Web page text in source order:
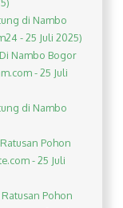
di Nambo
- 25 Juli 2025)
Nambo Bogor
- 25 Juli
di Nambo
Pohon
- 25 Juli
Pohon